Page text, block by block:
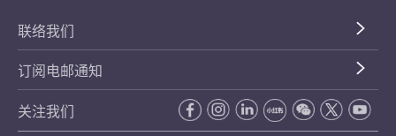
联络我们
订阅电邮通知
关注我们